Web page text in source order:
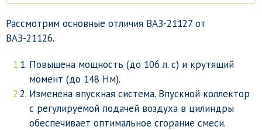
Рассмотрим основные отличия ВАЗ-21127 от
ВАЗ-21126.
Повышена мощность (до 106 л. с) и крутящий
момент (до 148 Нм).
Изменена впускная система. Впускной коллектор
с регулируемой подачей воздуха в цилиндры
обеспечивает оптимальное сгорание смеси.